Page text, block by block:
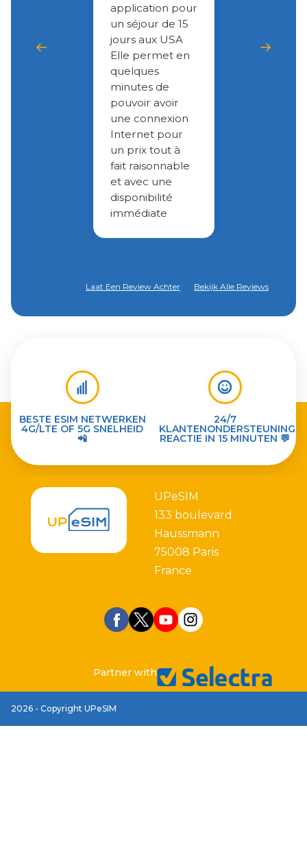
application pour
un séjour de 15
jours aux USA
Elle permet en
quelques
minutes de
pouvoir avoir
une connexion
Internet pour
un prix tout à
fait raisonnable
et avec une
disponibilité
immédiate
Laat Een Review Achter Bekijk Alle Reviews
BESTE ESIM NETWERKEN
4G/LTE OF 5G SNELHEID
📲
24/7
KLANTENONDERSTEUNING
REACTIE IN 15 MINUTEN 💬
UPeSIM
133 boulevard
Haussmann
75008 Paris
France
Partner with
2026 - Copyright UPeSIM